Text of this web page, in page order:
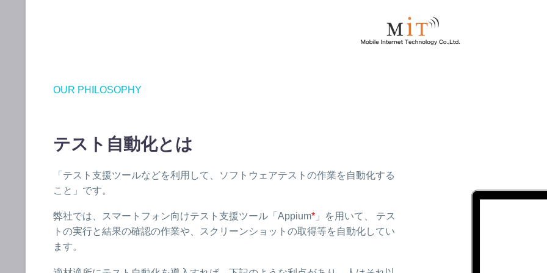
OUR PHILOSOPHY
テスト自動化とは
「テスト支援ツールなどを利用して、ソフトウェアテストの作業を自動化する
こと」です。
弊社では、スマートフォン向けテスト支援ツール「Appium* 」を用いて、 テス
トの実行と結果の確認の作業や、スクリーンショットの取得等を自動化してい
ます。